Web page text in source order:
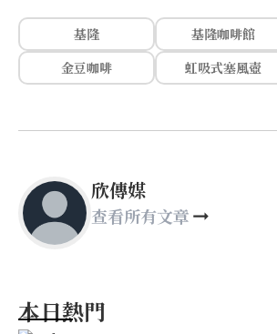
基隆
基隆咖啡館
金豆咖啡
虹吸式塞風壺
欣傳媒
查看所有文章
本日熱門